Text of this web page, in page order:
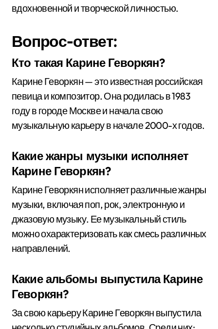
вдохновенной и творческой личностью.
Вопрос-ответ:
Кто такая Карине Геворкян?
Карине Геворкян — это известная российская
певица и композитор. Она родилась в 1983
году в городе Москве и начала свою
музыкальную карьеру в начале 2000-х годов.
Какие жанры музыки исполняет
Карине Геворкян?
Карине Геворкян исполняет различные жанры
музыки, включая поп, рок, электронную и
джазовую музыку. Ее музыкальный стиль
можно охарактеризовать как смесь различных
направлений.
Какие альбомы выпустила Карине
Геворкян?
За свою карьеру Карине Геворкян выпустила